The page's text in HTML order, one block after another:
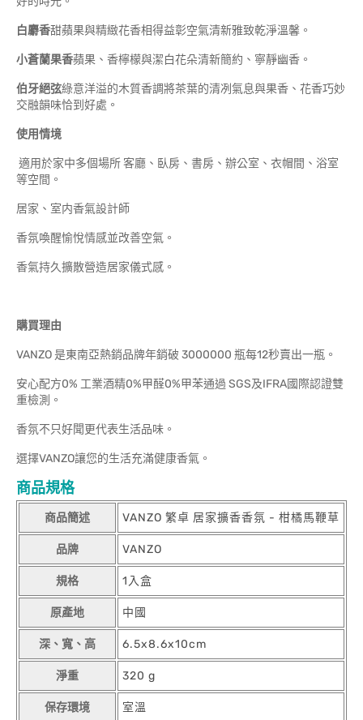
白麝香甜蘋果與精緻花香相得益彰空氣清新雅致乾淨溫馨。
小蒼蘭果香蘋果、香檸檬與潔白花朵清新簡約、寧靜幽香。
伯牙絕弦綠意洋溢的木質香調將茶葉的清冽氣息與果香、花香巧妙
交融韻味恰到好處。
使用情境
適用於家中多個場所 客廳、臥房、書房、辦公室、衣帽間、浴室
等空間。
居家、室内香氣設計師
香氛喚醒愉悅情感並改善空氣。
香氣持久擴散營造居家儀式感。
購買理由
VANZO 是東南亞熱銷品牌年銷破 3000000 瓶每12秒賣出一瓶。
安心配方0% 工業酒精0%甲醛0%甲苯通過 SGS及IFRA國際認證雙
重檢測。
香氛不只好聞更代表生活品味。
選擇VANZO讓您的生活充滿健康香氣。
商品規格
商品簡述 VANZO 繁卓 居家擴香香氛 - 柑橘馬鞭草
品牌 VANZO
規格 1入盒
原產地 中國
深、寬、高 6.5x8.6x10cm
淨重 320 g
保存環境 室溫